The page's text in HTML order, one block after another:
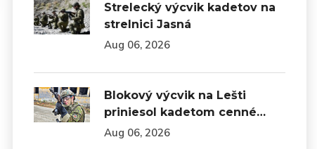
Strelecký výcvik kadetov na
strelnici Jasná
Aug 06, 2026
Blokový výcvik na Lešti
priniesol kadetom cenné…
Aug 06, 2026